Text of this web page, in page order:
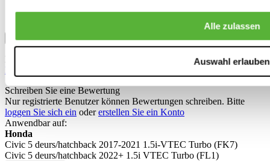
Alle zulassen
Auswahl erlauben
Absenden
Dieses Formular ist durch reCAPTCHA geschützt – die
Datenschutzrichtlinie von Google
Schreiben Sie eine Bewertung
Nur registrierte Benutzer können Bewertungen schreiben. Bitte
loggen Sie sich ein odererstellen Sie ein Konto
Anwendbar auf:
Honda
Civic 5 deurs/hatchback 2017-2021 1.5i-VTEC Turbo (FK7)
Civic 5 deurs/hatchback 2022+ 1.5i VTEC Turbo (FL1)